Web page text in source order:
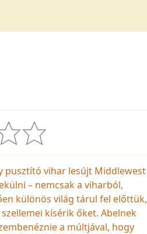
pusztító vihar lesújt Middlewest
– nemcsak a viharból,
különös világ tárul fel előttük,
kísérik őket. Abelnek
a múltjával, hogy